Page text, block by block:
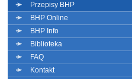
Przepisy BHP
BHP Online
BHP Info
Biblioteka
FAQ
Kontakt